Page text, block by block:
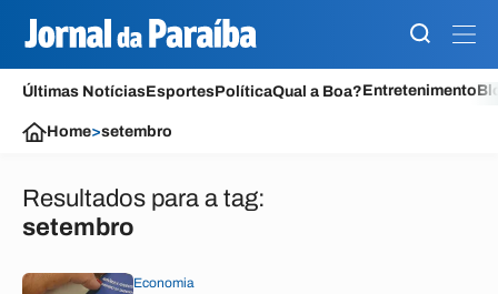
Últimas NotíciasEsportesPolíticaQual a Boa?Entretenimento
Home>setembro
Resultados para a tag:
setembro
Economia